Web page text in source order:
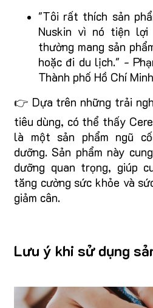
"Tôi rất thích sản
Nuskin vì nó tiện
thường mang sản
hoặc đi du lịch." -
Thành phố Hồ Chí
👉 Dựa trên những trải
tiêu dùng, có thể thấy
là một sản phẩm ngũ
dưỡng. Sản phẩm này
dưỡng quan trọng, giúp
tăng cường sức khỏe và
giảm cân.
Lưu ý khi sử dụng